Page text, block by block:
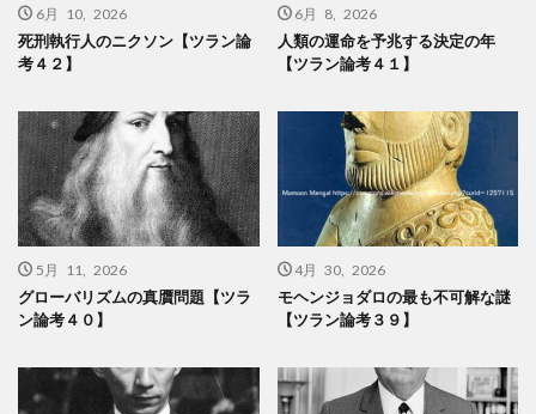
6月 10, 2026
死刑執行人のニクソン【ツラン論
考４２】
6月 8, 2026
人類の運命を予兆する決定の年
【ツラン論考４１】
5月 11, 2026
グローバリズムの真贋問題【ツラ
ン論考４０】
4月 30, 2026
モヘンジョダロの最も不可解な謎
【ツラン論考３９】